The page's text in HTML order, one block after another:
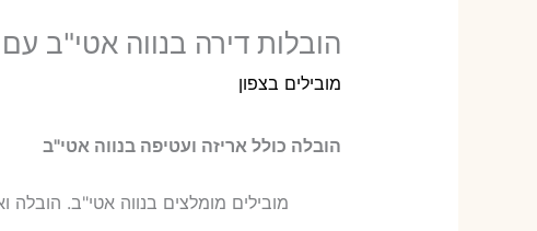
הובלות דירה בנווה אטי"ב
מובילים בצפון
הובלה כולל אריזה ועטיפה בנווה אטי"ב
‫מובילים מומלצים בנווה אטי"ב. הובלה